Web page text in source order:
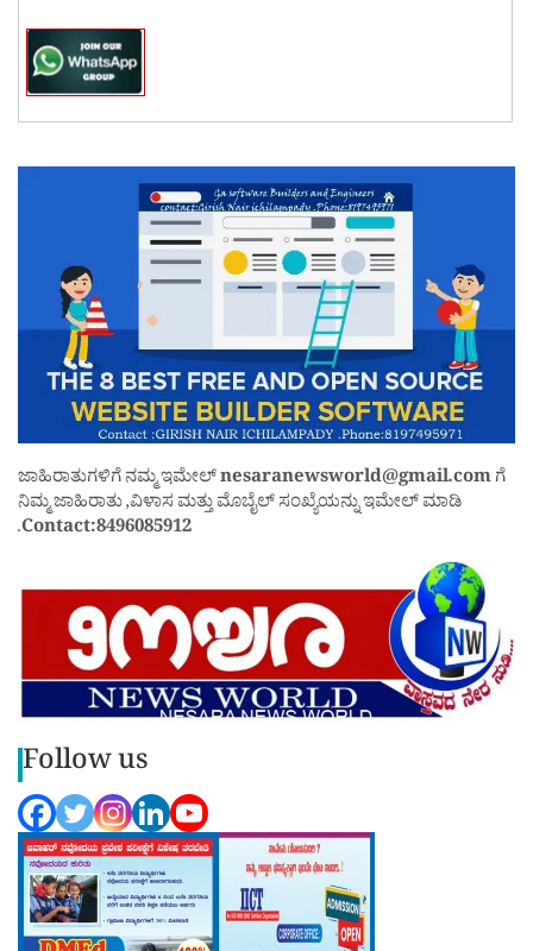
ಜಾಹಿರಾತುಗಳಿಗೆ ನಮ್ಮ ಇಮೇಲ್nesaranewsworld@gmail.comಗೆ
ನಿಮ್ಮ ಜಾಹಿರಾತು ,ವಿಳಾಸ ಮತ್ತು ಮೊಬೈಲ್ ಸಂಖ್ಯೆಯನ್ನು ಇಮೇಲ್ ಮಾಡಿ
.Contact:8496085912
Follow us